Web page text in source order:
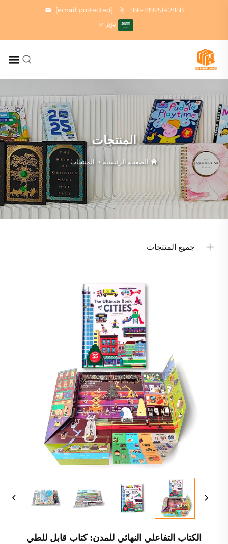
+86-18925142858
[email protected]
AR
المنتجات
الصفحة الرئيسية > المنتجات
جميع المنتجات
الكتاب التفاعلي النهائي للمدن: كتاب قابل للطي